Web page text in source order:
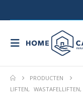
PRODUCTEN
LIFTEN, WASTAFELLIFTEN,